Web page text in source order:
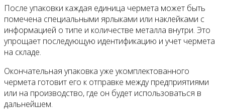
После упаковки каждая единица чермета может быть
помечена специальными ярлыками или наклейками с
информацией о типе и количестве металла внутри. Это
упрощает последующую идентификацию и учет чермета
на складе.
Окончательная упаковка уже укомплектованного
чермета готовит его к отправке между предприятиями
или на производство, где он будет использоваться в
дальнейшем.